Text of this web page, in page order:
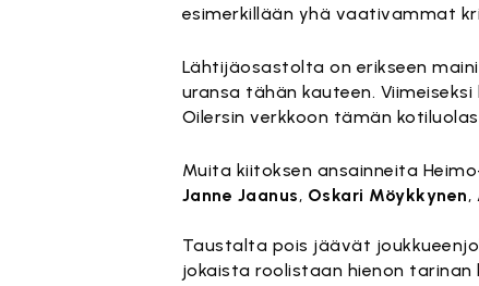
esimerkillään yhä vaativammat
Lähtijäosastolta on erikseen
uransa tähän kauteen.
Oilersin verkkoon tämän
Muita kiitoksen ansainneita
Janne Jaanus, Oskari Möykkynen,
Taustalta pois jäävät
jokaista roolistaan hienon tarinan